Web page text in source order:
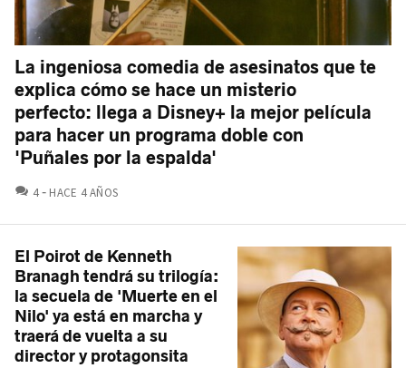
La ingeniosa comedia de asesinatos que te
explica cómo se hace un misterio
perfecto: llega a Disney+ la mejor película
para hacer un programa doble con
'Puñales por la espalda'
4 COMENTARIOS
HACE 4 AÑOS
El Poirot de Kenneth
Branagh tendrá su trilogía:
la secuela de 'Muerte en el
Nilo' ya está en marcha y
traerá de vuelta a su
director y protagonsita